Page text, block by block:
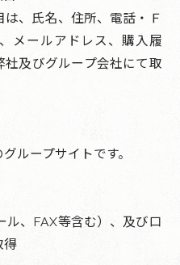
、氏名、住所、電話・Ｆ
メールアドレス、購入履
及びグループ会社にて取
ループサイトです。
、FAX等含む）、及び口
得